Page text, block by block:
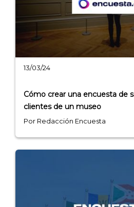
13/03/24
Cómo crear una encuesta de
clientes de un museo
Por Redacción Encuesta